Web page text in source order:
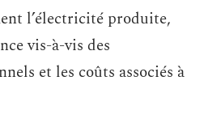
l’électricité produite,
vis-à-vis des
et les coûts associés à